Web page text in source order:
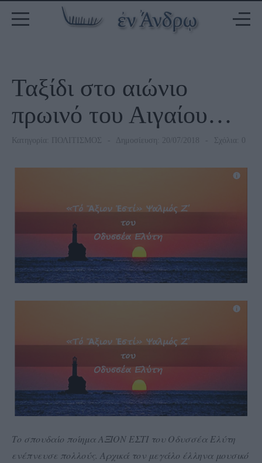
Ταξίδι στο αιώνιο
πρωινό του Αιγαίου…
Κατηγορία: ΠΟΛΙΤΙΣΜΟΣ Δημοσίευση: 20/07/2018 Σχόλια: 0
Το σπουδαίο ποίημα ΑΞΙΟΝ ΕΣΤΙ του Οδυσσέα Ελύτη
ενέπνευσε πολλούς. Αρχικά τον μεγάλο έλληνα μουσικό